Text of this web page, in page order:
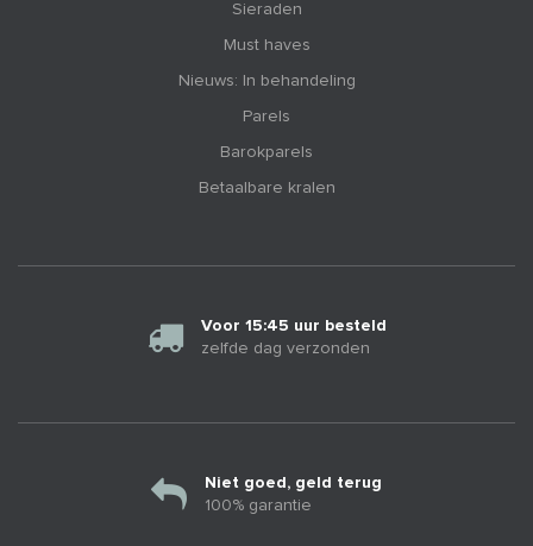
Sieraden
Must haves
Nieuws: In behandeling
Parels
Barokparels
Betaalbare kralen
Voor 15:45 uur besteld
zelfde dag verzonden
Niet goed, geld terug
100% garantie